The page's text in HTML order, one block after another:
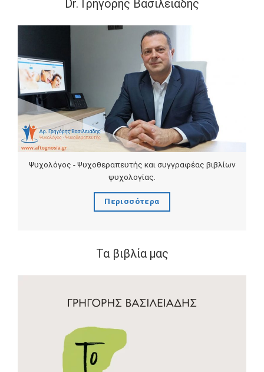
Dr. Γρηγόρης Βασιλειάδης
Ψυχολόγος - Ψυχοθεραπευτής και συγγραφέας βιβλίων
ψυχολογίας.
Περισσότερα
Τα βιβλία μας